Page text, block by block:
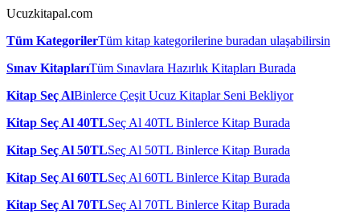
Ucuzkitapal.com
Tüm KategorilerTüm kitap kategorilerine buradan ulaşabilirsin
Sınav KitaplarıTüm Sınavlara Hazırlık Kitapları Burada
Kitap Seç AlBinlerce Çeşit Ucuz Kitaplar Seni Bekliyor
Kitap Seç Al 40TLSeç Al 40TL Binlerce Kitap Burada
Kitap Seç Al 50TLSeç Al 50TL Binlerce Kitap Burada
Kitap Seç Al 60TLSeç Al 60TL Binlerce Kitap Burada
Kitap Seç Al 70TLSeç Al 70TL Binlerce Kitap Burada